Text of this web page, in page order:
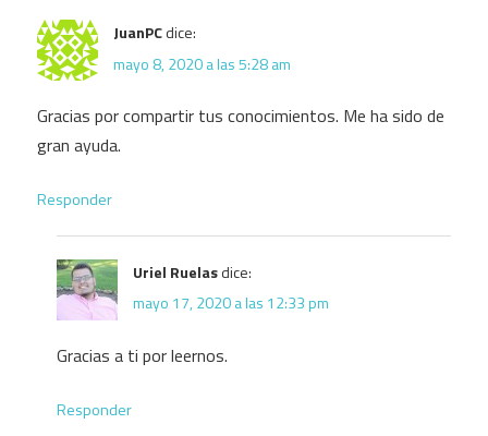
JuanPCdice:
mayo 8, 2020 a las 5:28 am
Gracias por compartir tus conocimientos. Me ha sido de
gran ayuda.
Responder
Uriel Ruelas dice:
mayo 17, 2020 a las 12:33 pm
Gracias a ti por leernos.
Responder